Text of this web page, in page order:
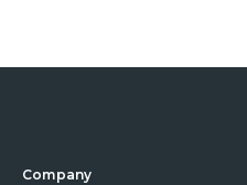
Company